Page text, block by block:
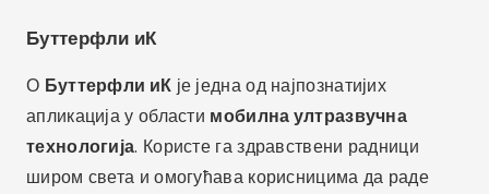
Буттерфли иК
О Буттерфли иК је једна од најпознатијих
апликација у области мобилна ултразвучна
технологија. Користе га здравствени радници
широм света и омогућава корисницима да раде